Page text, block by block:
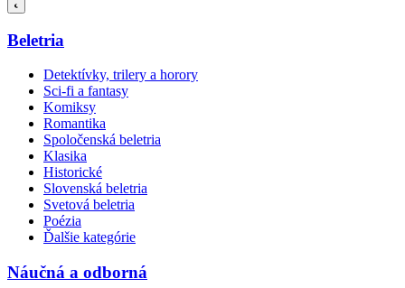
Beletria
Detektívky, trilery a horory
Sci-fi a fantasy
Komiksy
Romantika
Spoločenská beletria
Klasika
Historické
Slovenská beletria
Svetová beletria
Poézia
Ďalšie kategórie
Náučná a odborná